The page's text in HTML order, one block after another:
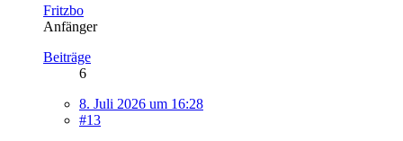
Fritzbo
Anfänger
Beiträge
6
8. Juli 2026 um 16:28
#13